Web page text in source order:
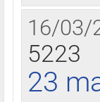
16/03/
5223
23